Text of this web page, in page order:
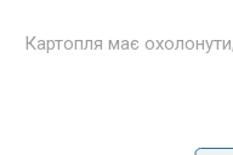
Картопля має